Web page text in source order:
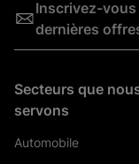
Inscrivez-
dernières
Secteurs que
servons
Automobile